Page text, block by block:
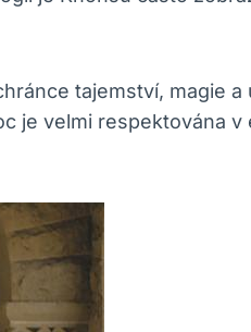
tajemství, magie
je velmi respektována